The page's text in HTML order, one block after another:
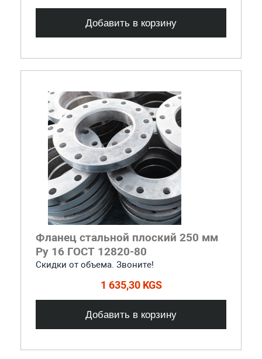
Добавить в корзину
Фланец стальной плоский 250 мм
Ру 16 ГОСТ 12820-80
Скидки от объема. Звоните!
1 635,30 KGS
Добавить в корзину